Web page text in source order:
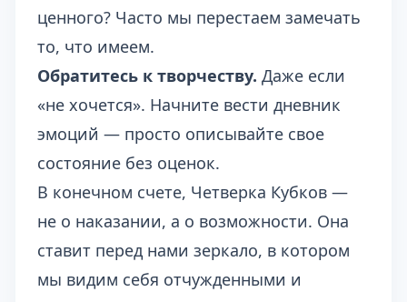
ценного? Часто мы перестаем замечать
то, что имеем.
Обратитесь к творчеству. Даже если
«не хочется». Начните вести дневник
эмоций — просто описывайте свое
состояние без оценок.
В конечном счете, Четверка Кубков —
не о наказании, а о возможности. Она
ставит перед нами зеркало, в котором
мы видим себя отчужденными и